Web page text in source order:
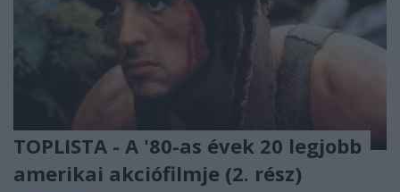
TOPLISTA - A '80-as évek 20 legjobb
amerikai akciófilmje (2. rész)